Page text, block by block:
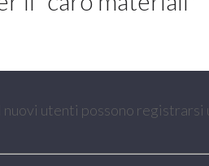
utenti possono